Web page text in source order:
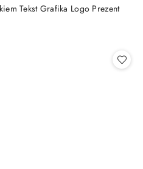
Tekst Grafika Logo Prezent